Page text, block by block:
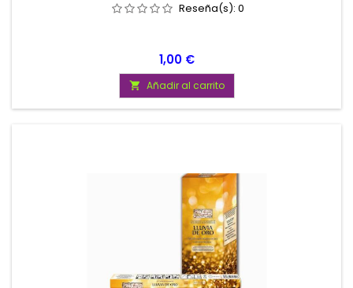
Reseña(s): 0
Precio
1,00 €
 Añadir al carrito